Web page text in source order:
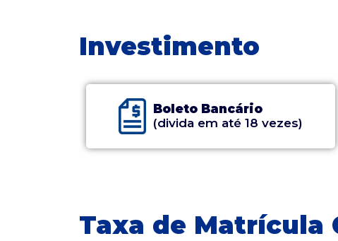
Investimento
Boleto Bancário
(divida em até 18 vezes)
Taxa de Matrícula